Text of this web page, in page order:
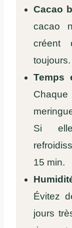
Cacao
cacao
créent
toujours.
Temps
Si
15 min.
Évitez
jours